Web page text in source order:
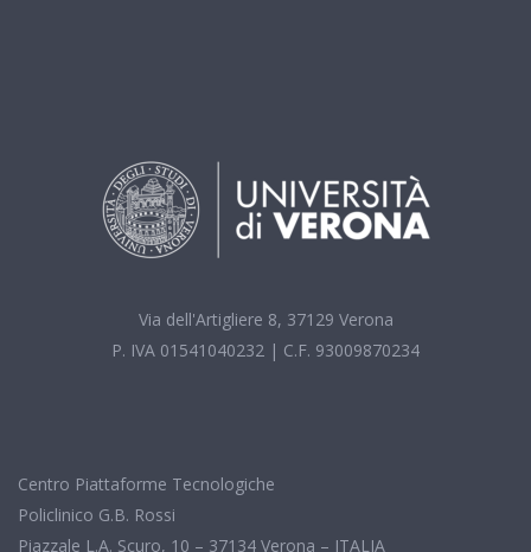
Via dell'Artigliere 8, 37129 Verona
P. IVA 01541040232 | C.F. 93009870234
Centro Piattaforme Tecnologiche
Policlinico G.B. Rossi
Piazzale L.A. Scuro, 10 – 37134 Verona – ITALIA